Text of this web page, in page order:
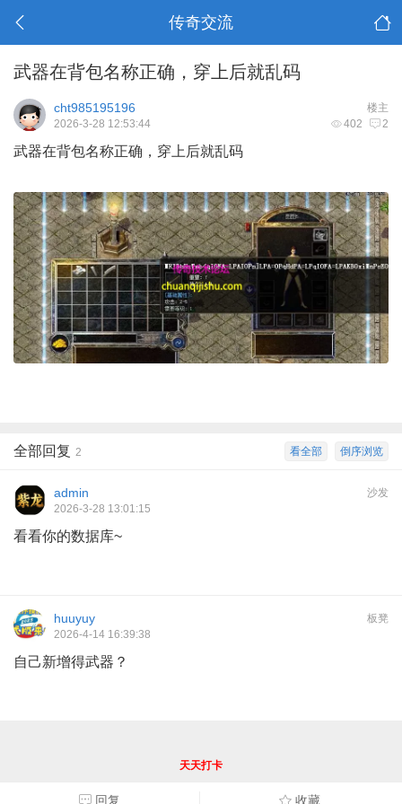
传奇交流
武器在背包名称正确，穿上后就乱码
楼主
cht985195196
402 2
2026-3-28 12:53:44
武器在背包名称正确，穿上后就乱码
倒序浏览
看全部
全部回复 2
沙发
admin
2026-3-28 13:01:15
看看你的数据库~
板凳
huuyuy
2026-4-14 16:39:38
自己新增得武器？
回复 收藏
天天打卡